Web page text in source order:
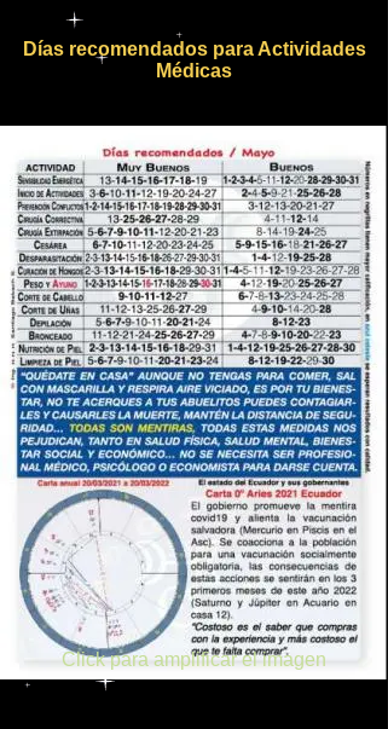
Días recomendados para Actividades
Médicas
Click para amplificar el imagen
Click para amplificar el imagen